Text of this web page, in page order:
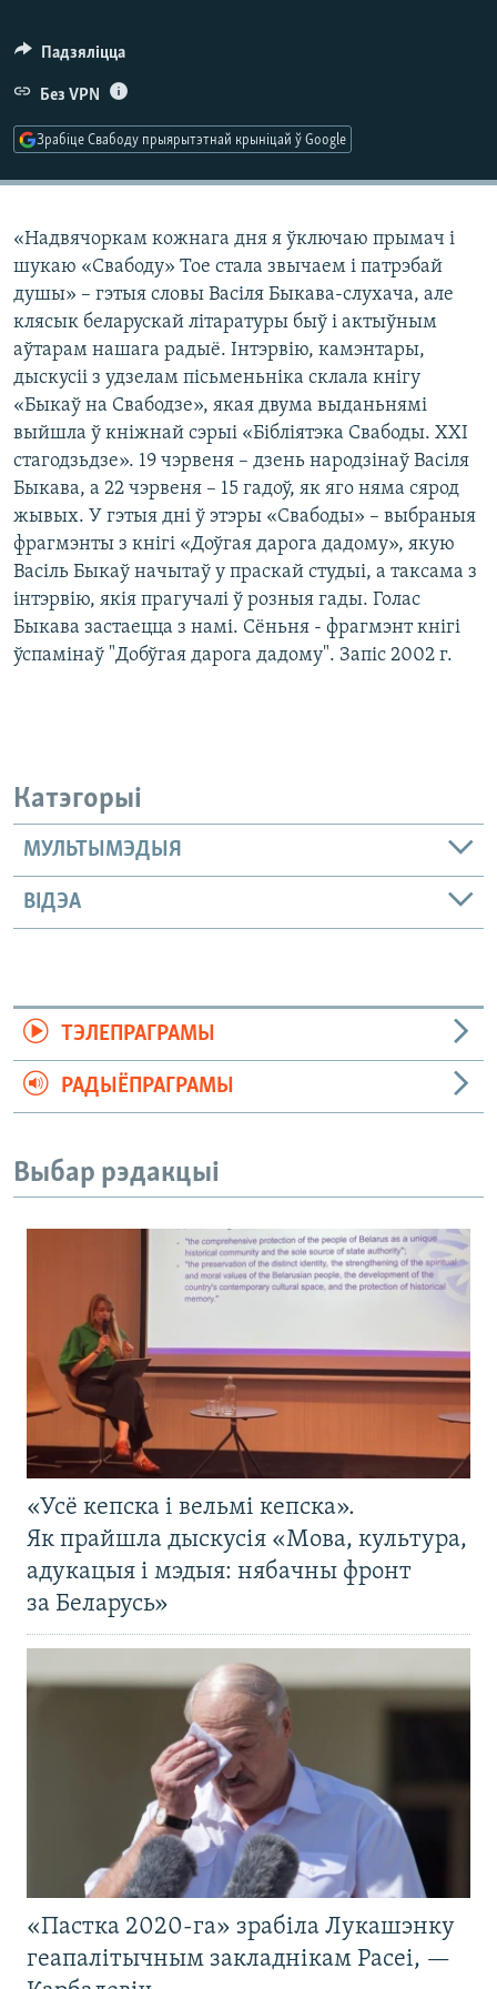
КАЛЯНДАР
НА ХВАЛЯХ СВАБОДЫ
Падзяліцца
Без VPN
Зрабіце Свабоду прыярытэтнай крыніцай ў Google
«Надвячоркам кожнага дня я ўключаю прымач і
шукаю «Свабоду» Тое стала звычаем і патрэбай
душы» – гэтыя словы Васіля Быкава-слухача, але
клясык беларускай літаратуры быў і актыўным
аўтарам нашага радыё. Інтэрвію, камэнтары,
дыскусіі з удзелам пісьменьніка склала кнігу
«Быкаў на Свабодзе», якая двума выданьнямі
выйшла ў кніжнай сэрыі «Бібліятэка Свабоды. XXI
стагодзьдзе». 19 чэрвеня – дзень народзінаў Васіля
Быкава, а 22 чэрвеня – 15 гадоў, як яго няма сярод
жывых. У гэтыя дні ў этэры «Свабоды» – выбраныя
фрагмэнты з кнігі «Доўгая дарога дадому», якую
Васіль Быкаў начытаў у праскай студыі, а таксама з
інтэрвію, якія прагучалі ў розныя гады. Голас
Быкава застаецца з намі. Сёньня - фрагмэнт кнігі
ўспамінаў "Добўгая дарога дадому". Запіс 2002 г.
Катэгорыі
МУЛЬТЫМЭДЫЯ
ВІДЭА
ТЭЛЕПРАГРАМЫ
РАДЫЁПРАГРАМЫ
Выбар рэдакцыі
«Усё кепска і вельмі кепска».
Як прайшла дыскусія «Мова, культура,
адукацыя і мэдыя: нябачны фронт
за Беларусь»
«Пастка 2020-га» зрабіла Лукашэнку
геапалітычным закладнікам Расеі, —